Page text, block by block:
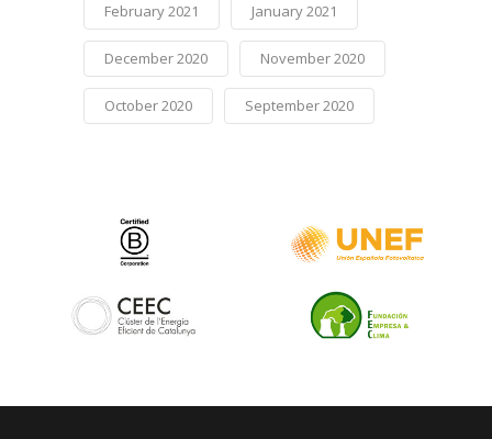
February 2021 January 2021
December 2020 November 2020
October 2020 September 2020